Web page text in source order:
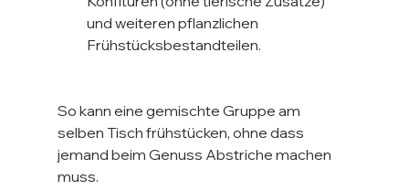
und weiteren pflanzlichen
Frühstücksbestandteilen.
So kann eine gemischte Gruppe am
selben Tisch frühstücken, ohne dass
jemand beim Genuss Abstriche machen
muss.